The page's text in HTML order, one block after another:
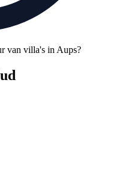
van villa's in Aups?